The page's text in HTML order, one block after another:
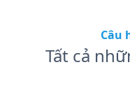
Câu
Tất cả